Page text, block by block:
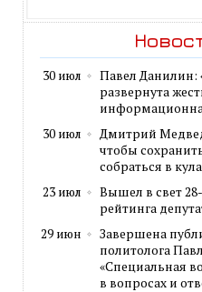
30 июл
Павел Данилин:
развернута
30 июл
Дмитрий
чтобы
собраться в
23 июл
Вышел в свет
рейтинга
29 июн
Завершена
политолога
«Специальная
в вопросах и